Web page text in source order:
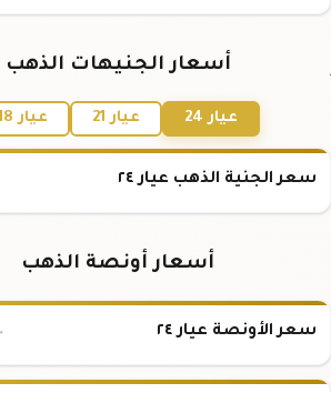
أسعار الجنيهات الذهب
عيار 24 عيار 21 عيار 18
سعر الجنية الذهب عيار ٢٤
أسعار أونصة الذهب
سعر الأونصة عيار ٢٤